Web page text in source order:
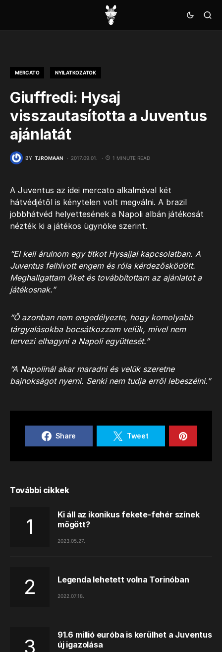
MERCATO NYILATKOZATOK
Giuffredi: Hysaj
visszautasította a Juventus
ajánlatát
BY TJROMAAN 2017.09.01. 1 MINUTE READ
A Juventus az idei mercato alkalmával két
hátvédjétől is kénytelen volt megválni. A brazil
jobbhátvéd helyettesének a Napoli albán játékosát
nézték ki a játékos ügynöke szerint.
“El kell árulnom egy titkot Hysajjal kapcsolatban. A
Juventus felhívott engem és róla kérdezősködött.
Meghallgattam őket és továbbítottam az ajánlatot a
játékosnak.”
“Ő azonban nem engedélyezte, hogy komolyabb
tárgyalásokba bocsátkozzam velük, mivel nem
tervezi elhagyni a Napoli együttesét.”
“A Napolinál akar maradni és velük szeretne
bajnokságot nyerni. Senki nem tudja erről lebeszélni.”
Share Tweet
További cikkek
Ki áll az ikonikus fekete-fehér színek
mögött?
2023.05.27.
Legenda lehetett volna Torinóban
2022.07.18.
91.6 millió euróba is kerülhet a Juventus
új igazolása